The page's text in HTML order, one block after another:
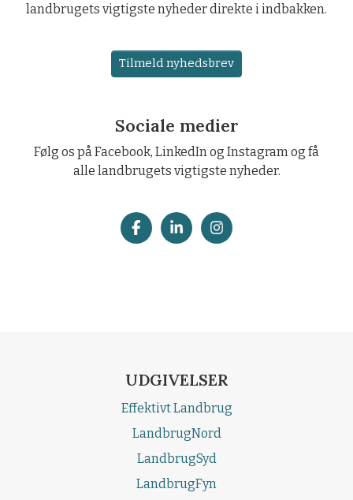
landbrugets vigtigste nyheder direkte i indbakken.
Tilmeld nyhedsbrev
Sociale medier
Følg os på Facebook, LinkedIn og Instagram og få
alle landbrugets vigtigste nyheder.
UDGIVELSER
Effektivt Landbrug
LandbrugNord
LandbrugSyd
LandbrugFyn